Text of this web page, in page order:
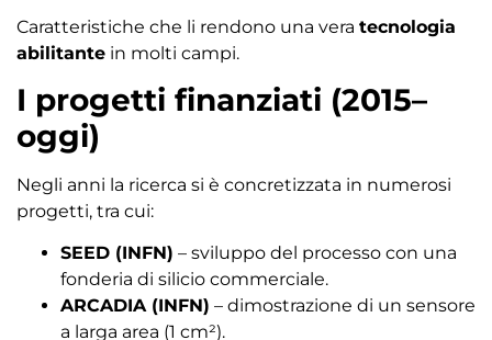
Caratteristiche che li rendono una vera tecnologia
abilitante in molti campi.
I progetti finanziati (2015–
oggi)
Negli anni la ricerca si è concretizzata in numerosi
progetti, tra cui:
SEED (INFN) – sviluppo del processo con una
fonderia di silicio commerciale.
ARCADIA (INFN) – dimostrazione di un sensore
a larga area (1 cm²).